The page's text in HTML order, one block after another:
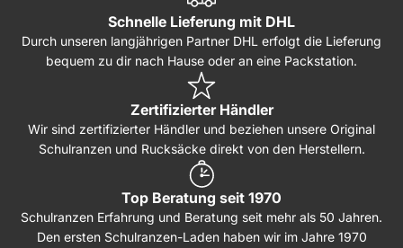
Schnelle Lieferung mit DHL
Durch unseren langjährigen Partner DHL erfolgt die Lieferung
bequem zu dir nach Hause oder an eine Packstation.
Zertifizierter Händler
Wir sind zertifizierter Händler und beziehen unsere Original
Schulranzen und Rucksäcke direkt von den Herstellern.
Top Beratung seit 1970
Schulranzen Erfahrung und Beratung seit mehr als 50 Jahren.
Den ersten Schulranzen-Laden haben wir im Jahre 1970